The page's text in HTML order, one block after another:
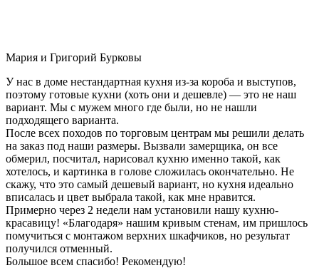
Мария и Григорий Бурковы
У нас в доме нестандартная кухня из-за короба и выступов,
поэтому готовые кухни (хоть они и дешевле) — это не наш
вариант. Мы с мужем много где были, но не нашли
подходящего варианта.
После всех походов по торговым центрам мы решили делать
на заказ под наши размеры. Вызвали замерщика, он все
обмерил, посчитал, нарисовал кухню именно такой, как
хотелось, и картинка в голове сложилась окончательно. Не
скажу, что это самый дешевый вариант, но кухня идеально
вписалась и цвет выбрала такой, как мне нравится.
Примерно через 2 недели нам установили нашу кухню-
красавицу! «Благодаря» нашим кривым стенам, им пришлось
помучиться с монтажом верхних шкафчиков, но результат
получился отменный.
Большое всем спасибо! Рекомендую!